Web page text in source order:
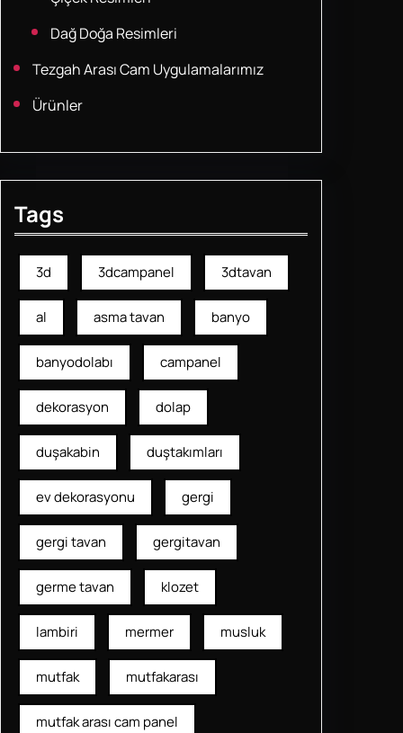
Dağ Doğa Resimleri
Tezgah Arası Cam Uygulamalarımız
Ürünler
Tags
3d 3dcampanel 3dtavan
al asma tavan banyo
banyodolabı campanel
dekorasyon dolap
duşakabin duştakımları
ev dekorasyonu gergi
gergi tavan gergitavan
germe tavan klozet
lambiri mermer musluk
mutfak mutfakarası
mutfak arası cam panel